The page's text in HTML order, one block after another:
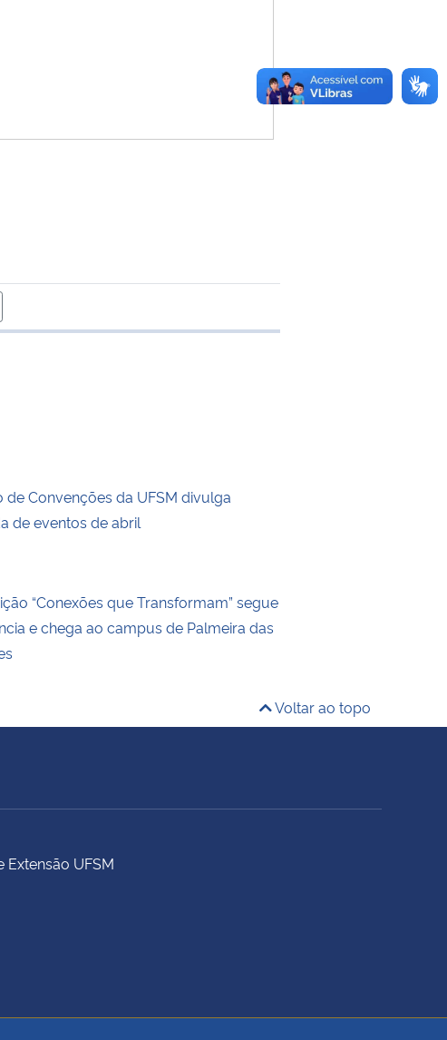
de transferência
de Convenções da UFSM divulga
de eventos de abril
“Conexões que Transformam” segue
e chega ao campus de Palmeira das
Voltar ao topo
UFSM